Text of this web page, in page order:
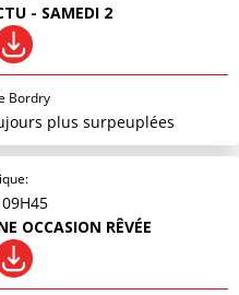
- SAMEDI 2
Bordry
plus surpeuplées
OCCASION RÊVÉE